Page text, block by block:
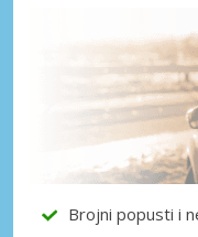
Brojni popusti i
Pristupite
dobavljača